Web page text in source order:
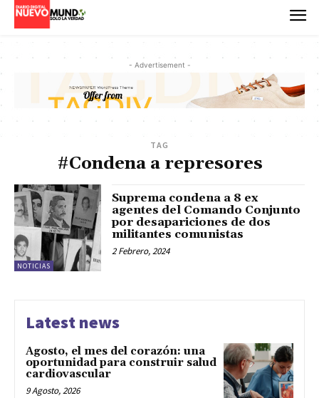
- Advertisement -
TAG
#Condena a represores
NOTICIAS
Suprema condena a 8 ex
agentes del Comando Conjunto
por desapariciones de dos
militantes comunistas
2 Febrero, 2024
Latest news
Agosto, el mes del corazón: una
oportunidad para construir salud
cardiovascular
9 Agosto, 2026